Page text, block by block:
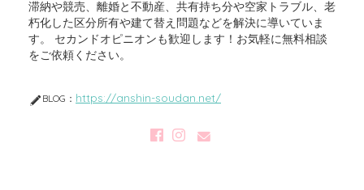
滞納や競売、離婚と不動産、共有持ち分や空家トラブル、老
朽化した区分所有や建て替え問題などを解決に導いていま
す。 セカンドオピニオンも歓迎します！お気軽に無料相談
をご依頼ください。
BLOG： https://anshin-soudan.net/